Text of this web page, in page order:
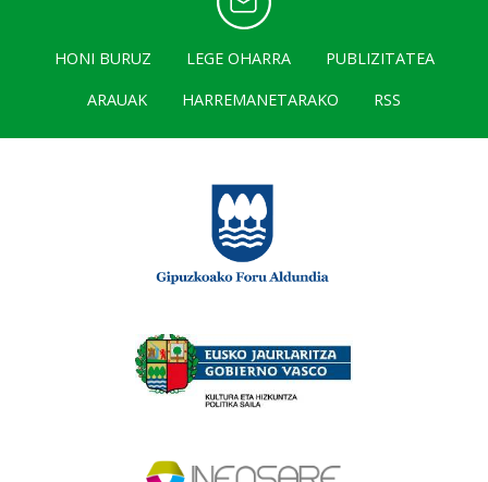
HONI BURUZ LEGE OHARRA
PUBLIZITATEA
ARAUAK
HARREMANETARAKO RSS